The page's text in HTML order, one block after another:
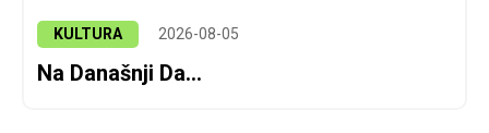
KULTURA 2026-08-05
Na Današnji Da...